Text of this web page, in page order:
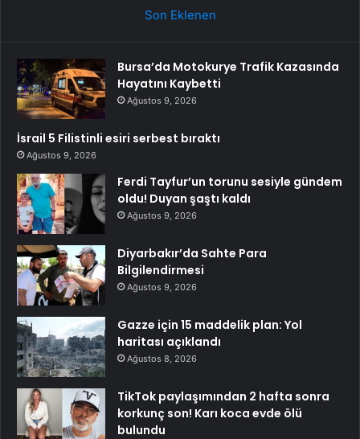
Son Eklenen
Bursa’da Motokurye Trafik Kazasında
Hayatını Kaybetti
Ağustos 9, 2026
İsrail 5 Filistinli esiri serbest bıraktı
Ağustos 9, 2026
Ferdi Tayfur’un torunu sesiyle gündem
oldu! Duyan şaştı kaldı
Ağustos 9, 2026
Diyarbakır’da Sahte Para
Bilgilendirmesi
Ağustos 9, 2026
Gazze için 15 maddelik plan: Yol
haritası açıklandı
Ağustos 8, 2026
TikTok paylaşımından 2 hafta sonra
korkunç son! Karı koca evde ölü
bulundu